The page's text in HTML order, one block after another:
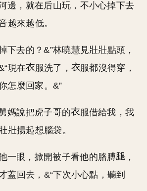
邊，就在后山玩，不小心掉下去
越來越低。
下去的？&”林曉慧見壯壯點頭，
現在 服洗了，
服都沒得穿，
怎麼回家。&”
媽說把虎子哥的
服借給我，我
壯揚起想腦袋。
一眼，掀開被子看他的胳膊
，
蓋回去，&“下次小心點，聽到